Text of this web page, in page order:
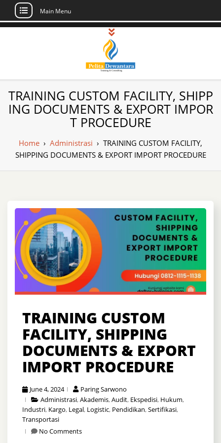
Skip
Main Menu
Pusat Pelatihan
dan Sertifikasi –
Daftar Training
Indonesia
Sertifikasi di Indonesia
TRAINING CUSTOM FACILITY, SHIPP
ING DOCUMENTS & EXPORT IMPOR
T PROCEDURE
Home › Administrasi › TRAINING CUSTOM FACILITY,
SHIPPING DOCUMENTS & EXPORT IMPORT PROCEDURE
TRAINING CUSTOM
FACILITY, SHIPPING
DOCUMENTS & EXPORT
IMPORT PROCEDURE
June 4, 2024
Paring Sarwono
Administrasi,Akademis,Audit, Ekspedisi, Hukum,
Industri, Kargo, Legal, Logistic, Pendidikan,Sertifikasi,
Transportasi
No Comments